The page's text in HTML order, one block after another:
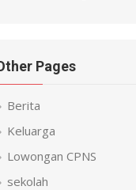
Pages
Berita
Keluarga
Lowongan CPNS
sekolah